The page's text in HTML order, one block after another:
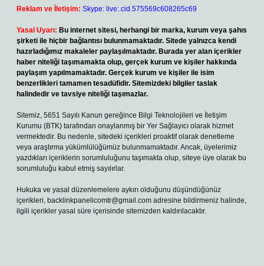
Reklam ve İletişim: Skype: live:.cid.575569c608265c69
Yasal Uyarı: Bu internet sitesi, herhangi bir marka, kurum veya şahıs
şirketi ile hiçbir bağlantısı bulunmamaktadır. Sitede yalnızca kendi
hazırladığımız makaleler paylaşılmaktadır. Burada yer alan içerikler
haber niteliği taşımamakta olup, gerçek kurum ve kişiler hakkında
paylaşım yapılmamaktadır. Gerçek kurum ve kişiler ile isim
benzerlikleri tamamen tesadüfidir. Sitemizdeki bilgiler taslak
halindedir ve tavsiye niteliği taşımazlar.
Sitemiz, 5651 Sayılı Kanun gereğince Bilgi Teknolojileri ve İletişim
Kurumu (BTK) tarafından onaylanmış bir Yer Sağlayıcı olarak hizmet
vermektedir. Bu nedenle, sitedeki içerikleri proaktif olarak denetleme
veya araştırma yükümlülüğümüz bulunmamaktadır. Ancak, üyelerimiz
yazdıkları içeriklerin sorumluluğunu taşımakta olup, siteye üye olarak bu
sorumluluğu kabul etmiş sayılırlar.
Hukuka ve yasal düzenlemelere aykırı olduğunu düşündüğünüz
içerikleri, backlinkpanelicomtr@gmail.com adresine bildirmeniz halinde,
ilgili içerikler yasal süre içerisinde sitemizden kaldırılacaktır.